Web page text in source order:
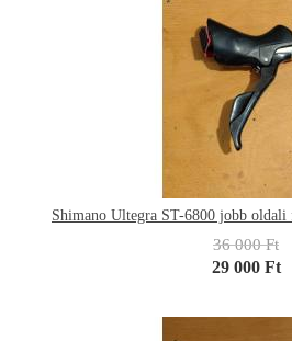
Shimano Ultegra ST-6800 jobb oldali
36 000 Ft
29 000 Ft